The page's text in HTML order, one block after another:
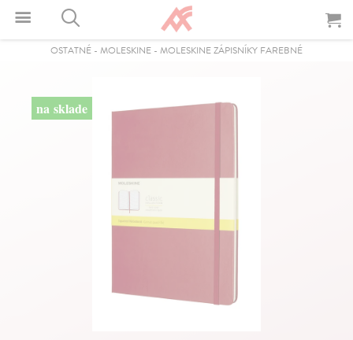
OSTATNÉ - MOLESKINE - MOLESKINE ZÁPISNÍKY FAREBNÉ
na sklade